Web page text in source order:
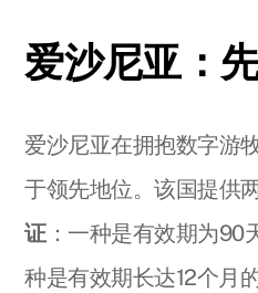
爱沙尼亚：
爱沙尼亚在拥抱数字游
于领先地位。该国提供
证：一种是有效期为90
种是有效期长达12个月